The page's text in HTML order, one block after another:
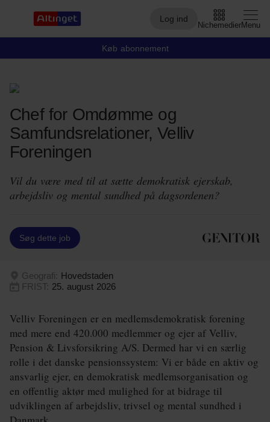
Log ind
Nichemedier
Arktis
By og Bolig
Digital
Energi og Forsyning
Erhverv
EU
Fonde
Forskning
Menu
Køb abonnement
Chef for Omdømme og
Samfundsrelationer, Velliv
Foreningen
Vil du være med til at sætte demokratisk ejerskab,
arbejdsliv og mental sundhed på dagsordenen?
Søg dette job
Geografi: Hovedstaden
FRIST: 25. august 2026
Velliv Foreningen er en medlemsdemokratisk forening
med mere end 420.000 medlemmer og ejer af Velliv,
Pension & Livsforsikring A/S. Dermed har vi en særlig
rolle i det danske pensionssystem: Vi er både en aktiv og
ansvarlig ejer, en demokratisk medlemsorganisation og
en offentlig aktør med mulighed for at bidrage til
udviklingen af arbejdsliv, trivsel og mental sundhed i